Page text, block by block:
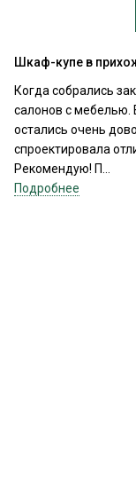
Шкаф-купе в
Когда собрались
салонов с мебелью.
остались очень
спроектировала
Рекомендую! П...
Подробнее